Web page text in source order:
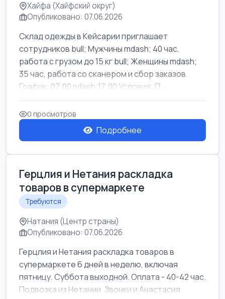
Хайфа (Хайфский округ)
Опубликовано: 07.06.2026
Склад одежды в Кейсарии приглашает
сотрудников bull; Мужчины mdash; 40 час,
работа с грузом до 15 кг bull; Женщины mdash;
35 час, работа со сканером и сбор заказов
График: 07:00 ndash;17:00 Условия: П...
0 просмотров
Подробнее
Герцлия и Нетания раскладка
товаров в супермаркете
Требуются
Натания (Центр страны)
Опубликовано: 07.06.2026
Герцлия и Нетания раскладка товаров в
супермаркете 6 дней в неделю, включая
пятницу. Суббота выходной. Оплата - 40-42 час.
Подвозка из Нетании. Звонки и Анастасия